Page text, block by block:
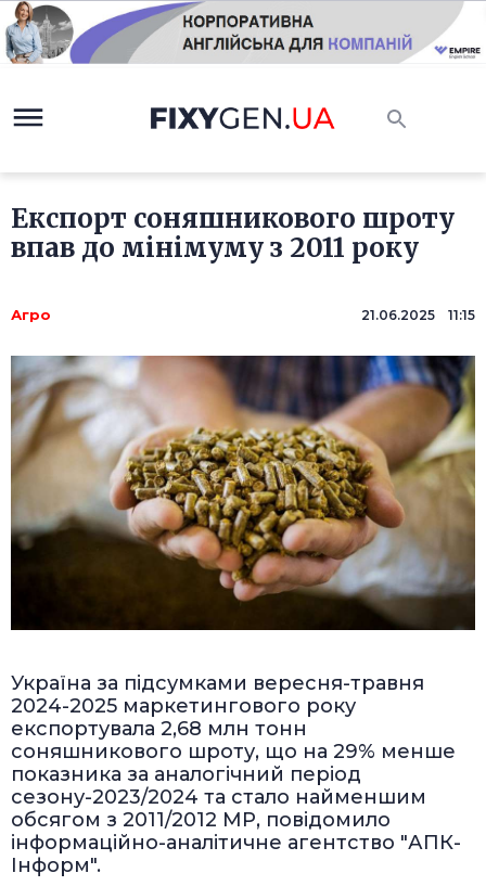
Експорт соняшникового шроту
впав до мінімуму з 2011 року
Агро 21.06.2025 11:15
Україна за підсумками вересня-травня
2024-2025 маркетингового року
експортувала 2,68 млн тонн
соняшникового шроту, що на 29% менше
показника за аналогічний період
сезону-2023/2024 та стало найменшим
обсягом з 2011/2012 МР, повідомило
інформаційно-аналітичне агентство "АПК-
Інформ".